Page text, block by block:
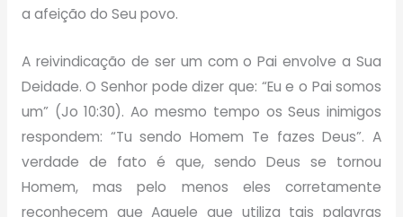
a afeição do Seu povo.
A reivindicação de ser um com o Pai envolve a Sua
Deidade. O Senhor pode dizer que: “Eu e o Pai somos
um” (Jo 10:30). Ao mesmo tempo os Seus inimigos
respondem: “Tu sendo Homem Te fazes Deus”. A
verdade de fato é que, sendo Deus se tornou
Homem, mas pelo menos eles corretamente
reconhecem que Aquele que utiliza tais palavras